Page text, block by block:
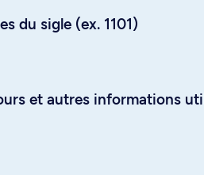
du sigle (ex. 1101)
et autres informations